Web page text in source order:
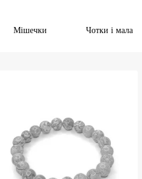
Мішечки Чотки і мала